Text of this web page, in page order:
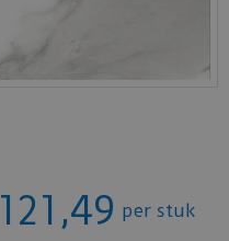
121 ,49 per stuk